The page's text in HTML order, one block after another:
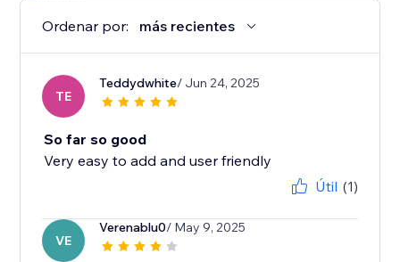
Ordenar por: más recientes
TE
Teddydwhite/ Jun 24, 2025
So far so good
Very easy to add and user friendly
Útil (1)
VE
Verenablu0/ May 9, 2025